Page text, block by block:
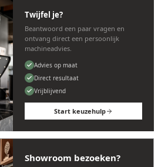
Twijfel je?
Beantwoord een paar vragen en
ontvang direct een persoonlijk
machineadvies.
Advies op maat
Direct resultaat
Vrijblijvend
Start keuzehulp
Showroom bezoeken?